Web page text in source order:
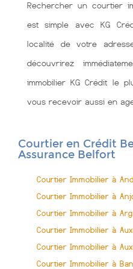
Rechercher un courtier
est simple avec KG
localité de votre
découvrirez
immobilier KG Crédit le
vous recevoir aussi en
Courtier en Crédit
Assurance Belfort
Courtier Immobilier à
Courtier Immobilier à
Courtier Immobilier à
Courtier Immobilier à
Courtier Immobilier à
Courtier Immobilier à